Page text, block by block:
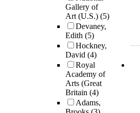
Gallery of
Art (U.S.) (5)
Devaney,
Edith (5)
Hockney,
David (4)
Royal
Academy of
Arts (Great
Britain (4)
Adams,